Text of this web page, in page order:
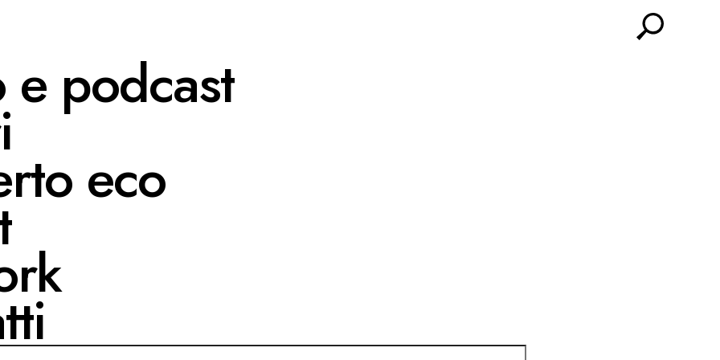
e podcast
eco